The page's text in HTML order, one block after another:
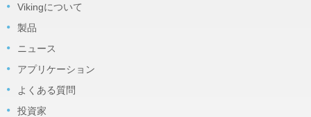
Vikingについて
製品
ニュース
アプリケーション
よくある質問
投資家